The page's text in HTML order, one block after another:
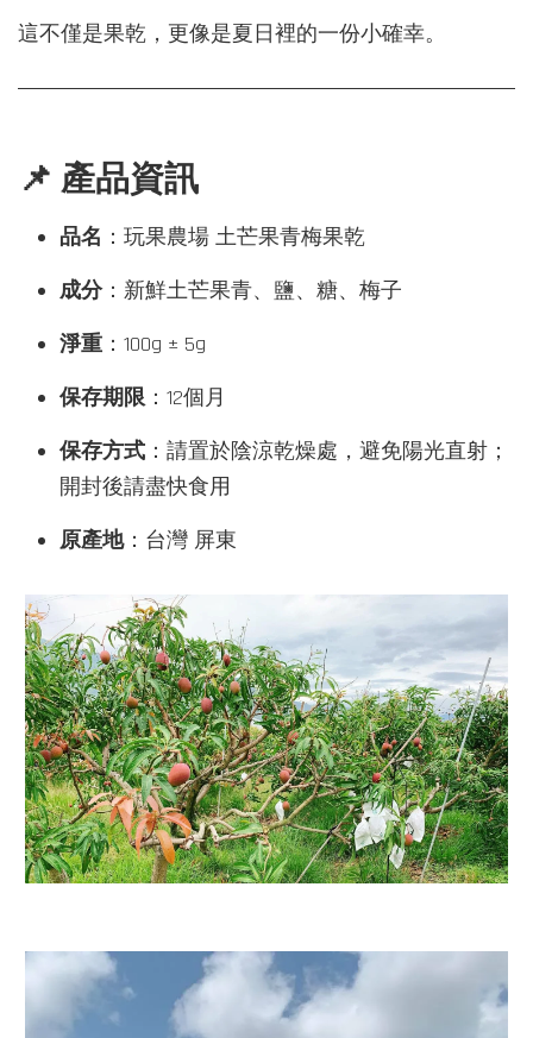
這不僅是果乾，更像是夏日裡的一份小確幸。
📌 產品資訊
品名 ：玩果農場 土芒果青梅果乾
成分：新鮮土芒果青、鹽、糖、梅子
淨重 ：100g ± 5g
保存期限：12個月
保存方式 ：請置於陰涼乾燥處，避免陽光直射；
開封後請盡快食用
原產地：台灣 屏東